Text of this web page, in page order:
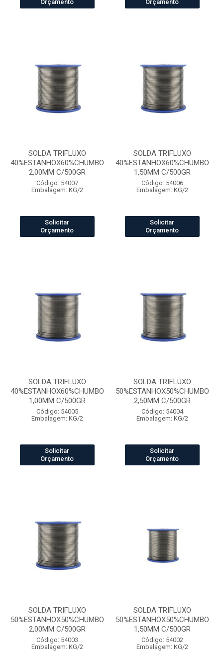
Orçamento Orçamento
SOLDA TRIFLUXO
40%ESTANHOX60%CHUMBO
2,00MM C/500GR
Código: 54007
Embalagem: KG/2
Solicitar
Orçamento
SOLDA TRIFLUXO
40%ESTANHOX60%CHUMBO
1,50MM C/500GR
Código: 54006
Embalagem: KG/2
Solicitar
Orçamento
SOLDA TRIFLUXO
40%ESTANHOX60%CHUMBO
1,00MM C/500GR
Código: 54005
Embalagem: KG/2
Solicitar
Orçamento
SOLDA TRIFLUXO
50%ESTANHOX50%CHUMBO
2,50MM C/500GR
Código: 54004
Embalagem: KG/2
Solicitar
Orçamento
SOLDA TRIFLUXO
50%ESTANHOX50%CHUMBO
2,00MM C/500GR
Código: 54003
Embalagem: KG/2
SOLDA TRIFLUXO
50%ESTANHOX50%CHUMBO
1,50MM C/500GR
Código: 54002
Embalagem: KG/2